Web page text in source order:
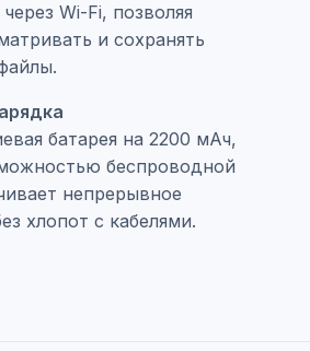
Wi-Fi, позволяя
и сохранять
батарея на 2200 мАч,
беспроводной
непрерывное
хлопот с кабелями.